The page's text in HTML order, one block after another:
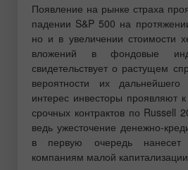
Появление на рынке страха
падении S&P 500 на
но и в увеличении стоимости
вложений в фондовые
свидетельствует о растущем
вероятности их
интерес инвесторы проявляют
срочных контрактов по Russell
ведь ужесточение денежно-
в первую очередь
компаниям малой